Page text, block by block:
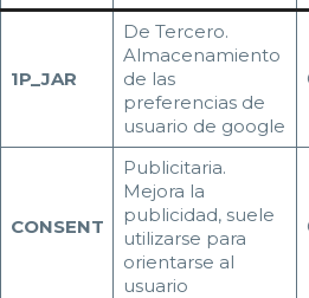
1P_JAR
De Tercero.
Almacenamiento
de las
preferencias de
usuario de google
CONSENT
Publicitaria.
Mejora la
publicidad, suele
utilizarse para
orientarse al
usuario